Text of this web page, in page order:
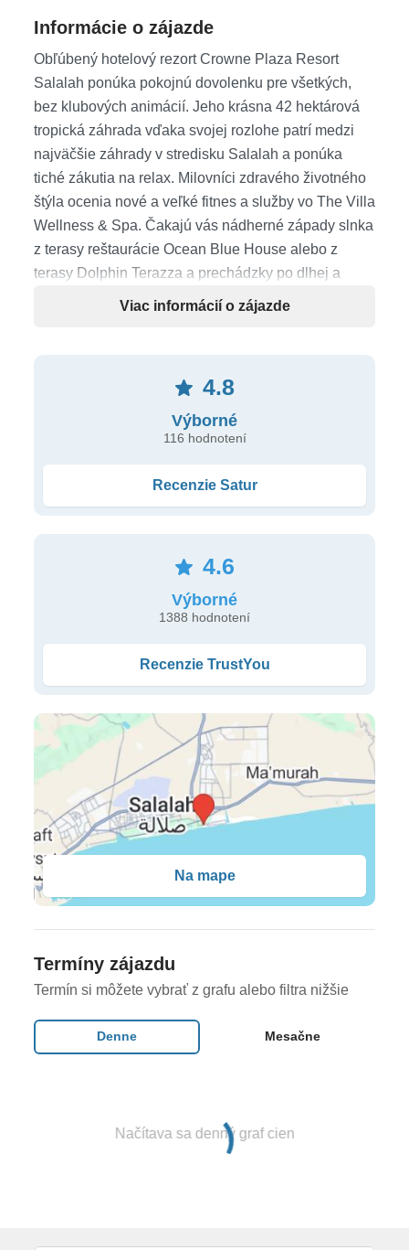
Informácie o zájazde
Obľúbený hotelový rezort Crowne Plaza Resort
Salalah ponúka pokojnú dovolenku pre všetkých,
bez klubových animácií. Jeho krásna 42 hektárová
tropická záhrada vďaka svojej rozlohe patrí medzi
najväčšie záhrady v stredisku Salalah a ponúka
tiché zákutia na relax. Milovníci zdravého životného
štýla ocenia nové a veľké fitnes a služby vo The Villa
Wellness & Spa. Čakajú vás nádherné západy slnka
z terasy reštaurácie Ocean Blue House alebo z
terasy Dolphin Terazza a prechádzky po dlhej a
najkrajšej pláži s otvoreným morom v Salalah.
priamo na dlhej piesočnatej pláži • cca 5 km od
dlhá piesočnatá pláž s jemným svetlým pieskom •
slnečníky a ležadlá zdarma
klimatizácia • minibar (za poplatok) • TV • trezor •
telefón • set na prípravu kávy a čaju • sušič vlasov •
Typy ubytovania
Standard garden view izby
(32 m2, max. pre 3
dospelé osoby alebo 2 dospelé osoby a 2 deti do 12
rokov, výhľad do záhrady)• Standard sea view
(32 m2, max. pre 3 dospelé osoby alebo 2
dospelé osoby a 2 deti do 12 rokov, výhľad na more)
Stravovanie
all inclusive
v reštaurácii Darbat: raňajky (06:30h - 10:30h),
nápoje počas obedov a večerí (káva, čaj, džús,
voda) • vybrané alkoholické podávané v čase
plážovom bare od 12:00h okrem časov, keď sa
Viac informácií o zájazde
4.8
Výborné
116 hodnotení
Recenzie Satur
4.6
Výborné
1388 hodnotení
Recenzie TrustYou
Na mape
Termíny zájazdu
Termín si môžete vybrať z grafu alebo filtra nižšie
Denne Mesačne
Načítava sa denný graf cien